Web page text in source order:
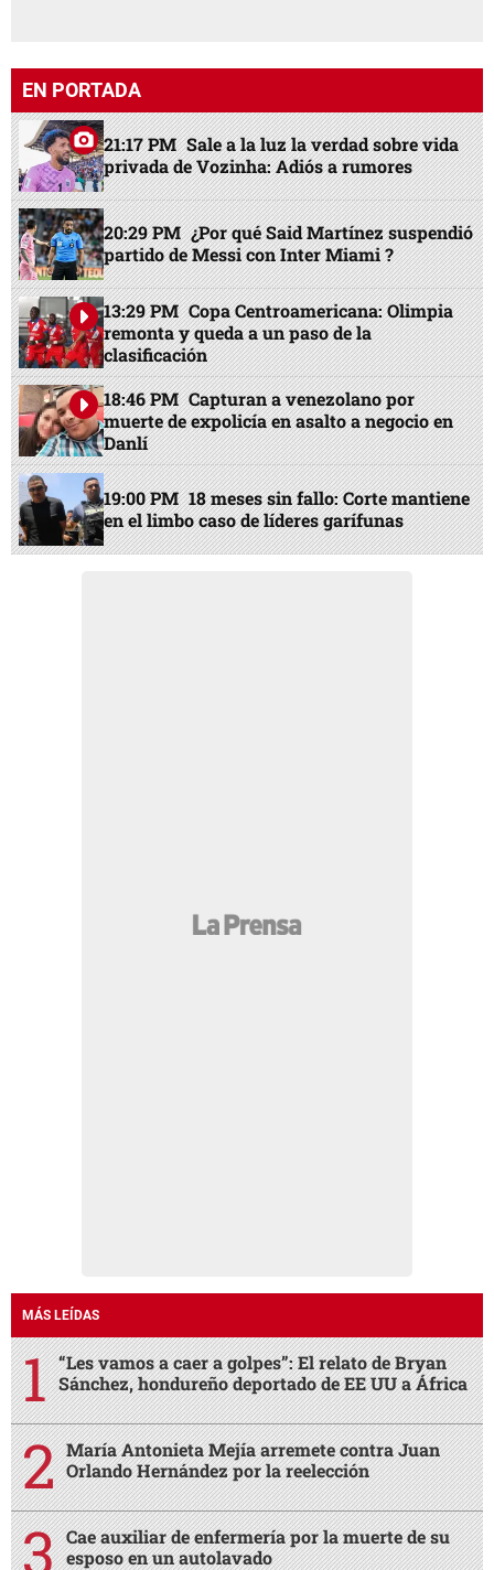
EN PORTADA
21:17 PM Sale a la luz la verdad sobre vida
privada de Vozinha: Adiós a rumores
20:29 PM ¿Por qué Said Martínez suspendió
partido de Messi con Inter Miami ?
13:29 PM Copa Centroamericana: Olimpia
remonta y queda a un paso de la
clasificación
18:46 PM Capturan a venezolano por
muerte de expolicía en asalto a negocio en
Danlí
19:00 PM 18 meses sin fallo: Corte mantiene
en el limbo caso de líderes garífunas
MÁS LEÍDAS
“Les vamos a caer a golpes”: El relato de Bryan
Sánchez, hondureño deportado de EE UU a África
María Antonieta Mejía arremete contra Juan
Orlando Hernández por la reelección
Cae auxiliar de enfermería por la muerte de su
esposo en un autolavado